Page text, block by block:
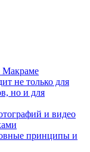
Макраме
не только для
но и для
и видео
принципы и